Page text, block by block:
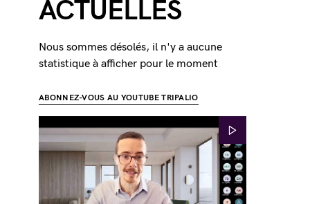
ACTUELLES
Nous sommes désolés, il n'y a aucune
statistique à afficher pour le moment
ABONNEZ-VOUS AU YOUTUBE TRIPALIO